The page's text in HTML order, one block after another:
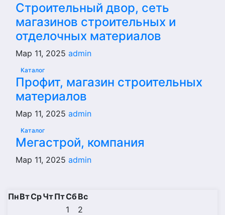
Строительный двор, сеть
магазинов строительных и
отделочных материалов
Мар 11, 2025 admin
Каталог
Профит, магазин строительных
материалов
Мар 11, 2025 admin
Каталог
Мегастрой, компания
Мар 11, 2025 admin
ПнВтСрЧтПтСбВс
1
2